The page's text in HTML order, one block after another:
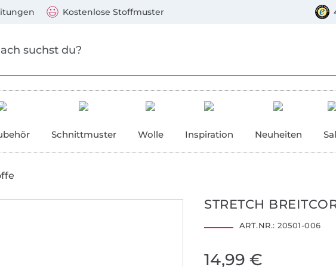
Kostenlose Stoffmuster
Schnittmuster Wolle Inspiration Neuheiten
STRETCH
ART.NR.: 20501-006
14,99 €
Mastercard, PayPal, Giropay, Kauf auf Rechnung, Vorkasse